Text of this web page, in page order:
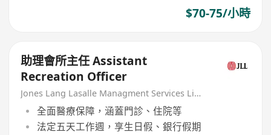
$70-75/小時
助理會所主任 Assistant
Recreation Officer
Jones Lang Lasalle Managment Services Limited
全面醫療保障，涵蓋門診、住院等
法定五天工作週，享生日假、銀行假期